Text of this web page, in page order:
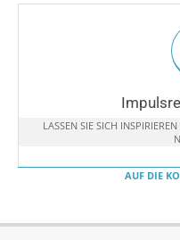
LASSEN SIE SICH
AUF DIE